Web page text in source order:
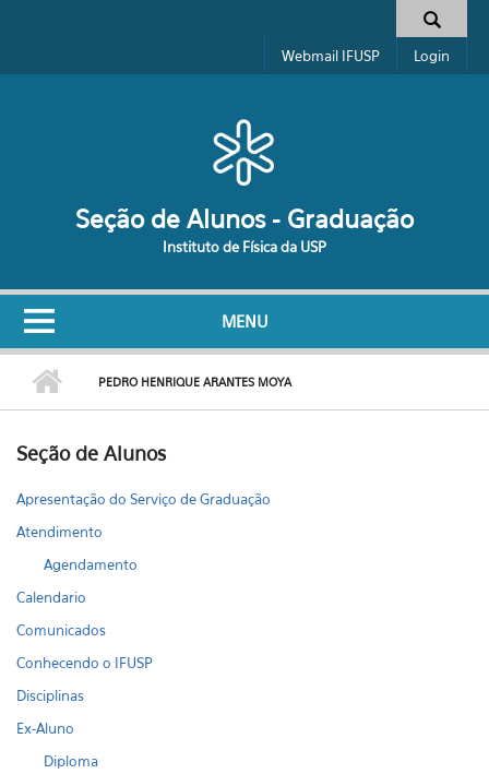
Formulário de busca
Webmail IFUSP Login
Seção de Alunos - Graduação
Instituto de Física da USP
MENU
PEDRO HENRIQUE ARANTES MOYA
Seção de Alunos
Apresentação do Serviço de Graduação
Atendimento
Agendamento
Calendario
Comunicados
Conhecendo o IFUSP
Disciplinas
Ex-Aluno
Diploma